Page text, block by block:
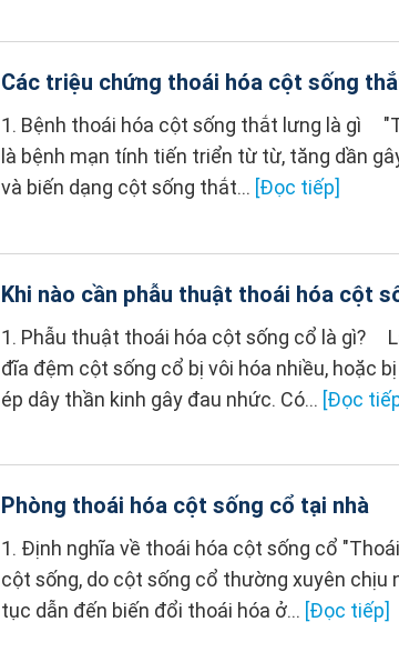
Các triệu chứng thoái hóa cột sống
1. Bệnh thoái hóa cột sống thắt lưng là gì
là bệnh mạn tính tiến triển từ từ, tăng dần
và biến dạng cột sống thắt... [Đọc tiếp]
Khi nào cần phẫu thuật thoái hóa cột
1. Phẫu thuật thoái hóa cột sống cổ là gì?
đĩa đệm cột sống cổ bị vôi hóa nhiều, hoặc
ép dây thần kinh gây đau nhức. Có... [Đọc
Phòng thoái hóa cột sống cổ tại nhà
1. Định nghĩa về thoái hóa cột sống cổ
cột sống, do cột sống cổ thường xuyên chịu
tục dẫn đến biến đổi thoái hóa ở... [Đọc tiếp]